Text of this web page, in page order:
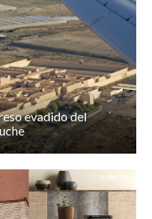
evadido del